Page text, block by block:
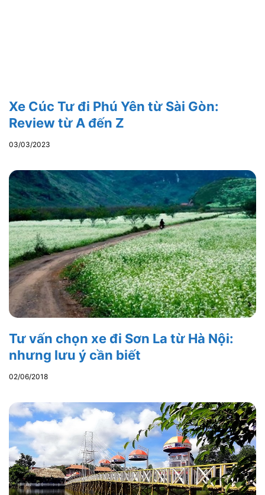
Xe Cúc Tư đi Phú Yên từ Sài Gòn:
Review từ A đến Z
03/03/2023
Tư vấn chọn xe đi Sơn La từ Hà Nội:
nhưng lưu ý cần biết
02/06/2018